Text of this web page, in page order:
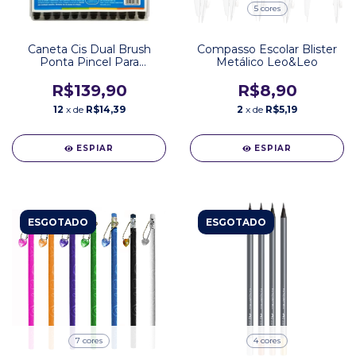
Caneta Cis Dual Brush
Ponta Pincel Para
Cores
R$139,90
12 x de R$14,39
ESPIAR
5 cores
Compasso Escolar Blister
Metálico Leo&Leo
R$8,90
2 x de R$5,19
ESPIAR
ESGOTADO
7 cores
ESGOTADO
4 cores